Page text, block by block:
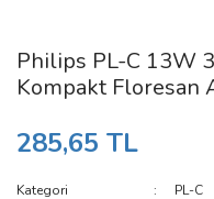
Philips PL-C 13W
Kompakt Floresan
285,65 TL
Kategori
PL-C